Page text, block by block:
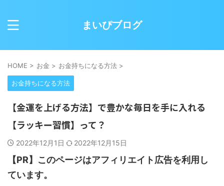
まいぴブログ
HOME > お金 > お金持ちになる方法 >
お金持ちになる方法
【金運を上げる方法】で豊かな毎日を手に入れる
【ラッキー習慣】って？
2022年12月1日 2022年12月15日
【PR】このページはアフィリエイト広告を利用し
ています。